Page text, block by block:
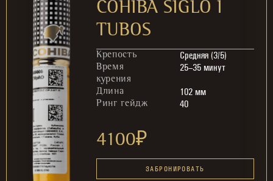
COHIBA SIGLO I
TUBOS
Крепость Средняя (3/5)
Время
курения
25–35 минут
Длина 102 мм
Ринг гейдж 40
4100₽
ЗАБРОНИРОВАТЬ